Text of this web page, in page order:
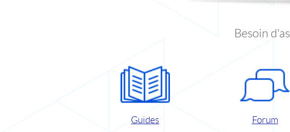
Besoin
Guides Forum